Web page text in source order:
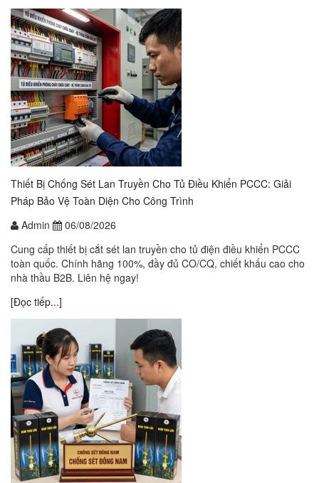
Thiết Bị Chống Sét Lan Truyền Cho Tủ Điều Khiển PCCC: Giải
Pháp Bảo Vệ Toàn Diện Cho Công Trình
Admin
06/08/2026
Cung cấp thiết bị cắt sét lan truyền cho tủ điện điều khiển PCCC
toàn quốc. Chính hãng 100%, đầy đủ CO/CQ, chiết khấu cao cho
nhà thầu B2B. Liên hệ ngay!
[Đọc tiếp...]